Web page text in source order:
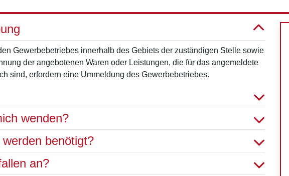
Gewerbebetriebes innerhalb des Gebiets der zuständigen Stelle sowie
der angebotenen Waren oder Leistungen, die für das angemeldete
sind, erfordern eine Ummeldung des Gewerbebetriebes.
wenden?
benötigt?
an?